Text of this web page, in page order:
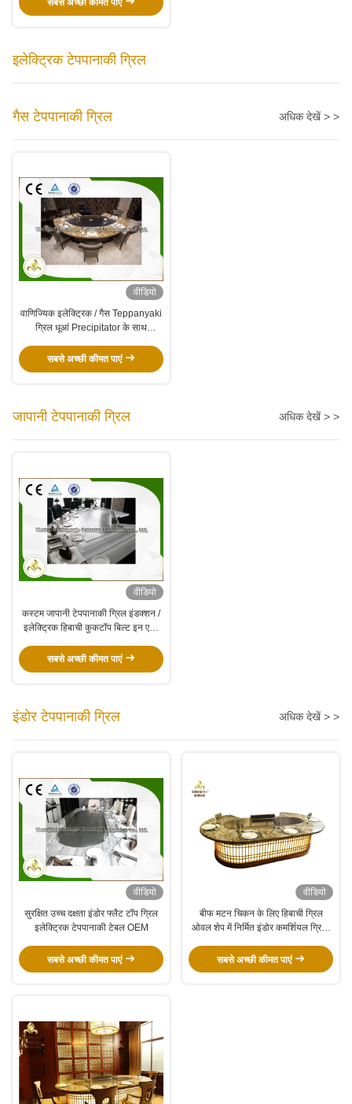
सबसे अच्छी कीमत पाएं
इलेक्ट्रिक टेपपानाकी ग्रिल
गैस टेपपानाकी ग्रिल अधिक देखें > >
वीडियो
वाणिज्यिक इलेक्ट्रिक / गैस Teppanyaki
ग्रिल धूआं Precipitator के साथ
सबसे अच्छी कीमत पाएं
जापानी टेपपानाकी ग्रिल अधिक देखें > >
वीडियो
कस्टम जापानी टेपपानाकी ग्रिल इंडक्शन /
इलेक्ट्रिक हिबाची कुकटॉप बिल्ट इन एयर
सबसे अच्छी कीमत पाएं
इंडोर टेपपानाकी ग्रिल अधिक देखें > >
वीडियो
सुरक्षित उच्च दक्षता इंडोर फ्लैट टॉप ग्रिल
इलेक्ट्रिक टेपपानाकी टेबल OEM
सबसे अच्छी कीमत पाएं
वीडियो
बीफ मटन चिकन के लिए हिबाची ग्रिल
ओवल शेप में निर्मित इंडोर कमर्शियल ग्रिल्ड
सबसे अच्छी कीमत पाएं